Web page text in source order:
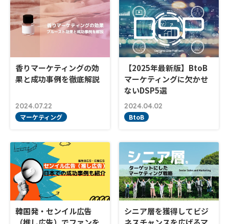
香りマーケティングの効
果と成功事例を徹底解説
2024.07.22
マーケティング
【2025年最新版】BtoB
マーケティングに欠かせ
ないDSP5選
2024.04.02
BtoB
韓国発・センイル広告
シニア層を獲得してビジ